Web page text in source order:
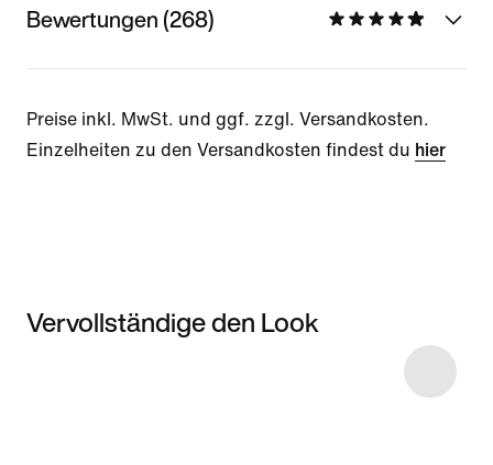
Bewertungen (268)
Preise inkl. MwSt. und ggf. zzgl. Versandkosten.
Einzelheiten zu den Versandkosten findest du hier
Vervollständige den Look